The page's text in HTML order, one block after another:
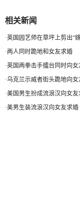
相关新闻
·英国园艺师在草坪上剪出“
·两人同时跪地和女友求婚
·英国两拳击手擂台同时向
·乌克兰示威者街头跪地向女
·美国男生扮成流浪汉向女
·美男生装流浪汉向女友求